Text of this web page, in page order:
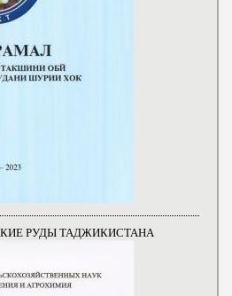
РУДЫ ТАДЖИКИСТАНА